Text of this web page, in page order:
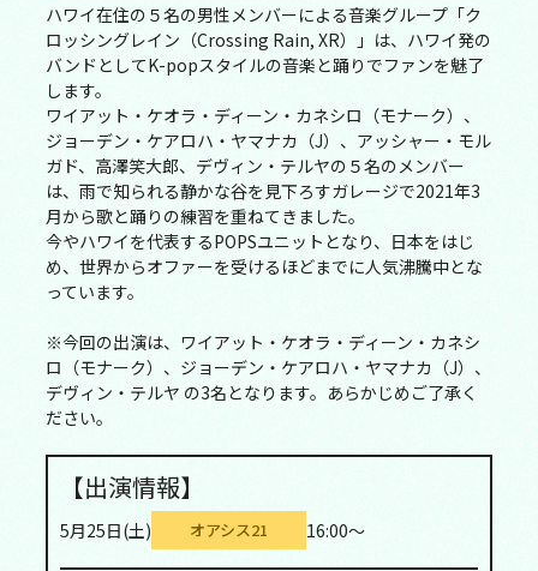
ハワイ在住の５名の男性メンバーによる音楽グループ「ク
ロッシングレイン（Crossing Rain, XR）」は、ハワイ発の
バンドとしてK-popスタイルの音楽と踊りでファンを魅了
します。
ワイアット・ケオラ・ディーン・カネシロ（モナーク）、
ジョーデン・ケアロハ・ヤマナカ（J）、アッシャー・モル
ガド、高澤笑大郎、デヴィン・テルヤの５名のメンバー
は、雨で知られる静かな谷を見下ろすガレージで2021年3
月から歌と踊りの練習を重ねてきました。
今やハワイを代表するPOPSユニットとなり、日本をはじ
め、世界からオファーを受けるほどまでに人気沸騰中とな
っています。
※今回の出演は、ワイアット・ケオラ・ディーン・カネシ
ロ（モナーク）、ジョーデン・ケアロハ・ヤマナカ（J）、
デヴィン・テルヤ の3名となります。あらかじめご了承く
ださい。
【出演情報】
5月25日(土) オアシス21 16:00～